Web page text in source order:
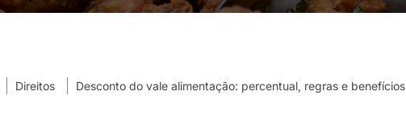
Direitos Desconto do vale alimentação: percentual, regras e benefícios